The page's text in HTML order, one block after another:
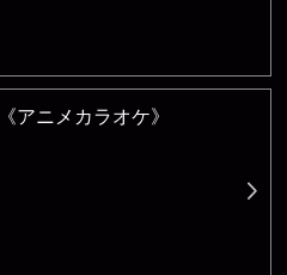
アニメカラオケ》